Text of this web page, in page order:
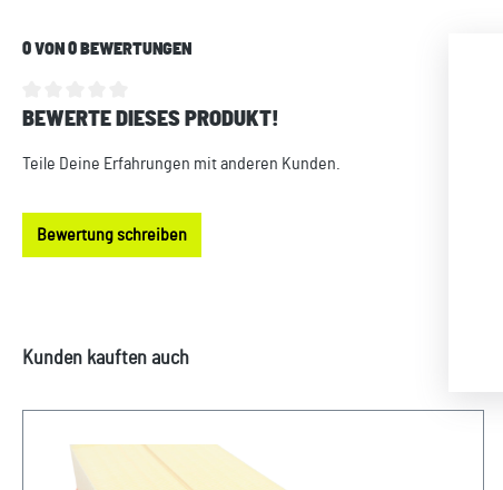
0 VON 0 BEWERTUNGEN
Durchschnittliche Bewertung von 0 von 5 Sternen
BEWERTE DIESES PRODUKT!
Teile Deine Erfahrungen mit anderen Kunden.
Bewertung schreiben
Produktgalerie überspringen
Kunden kauften auch